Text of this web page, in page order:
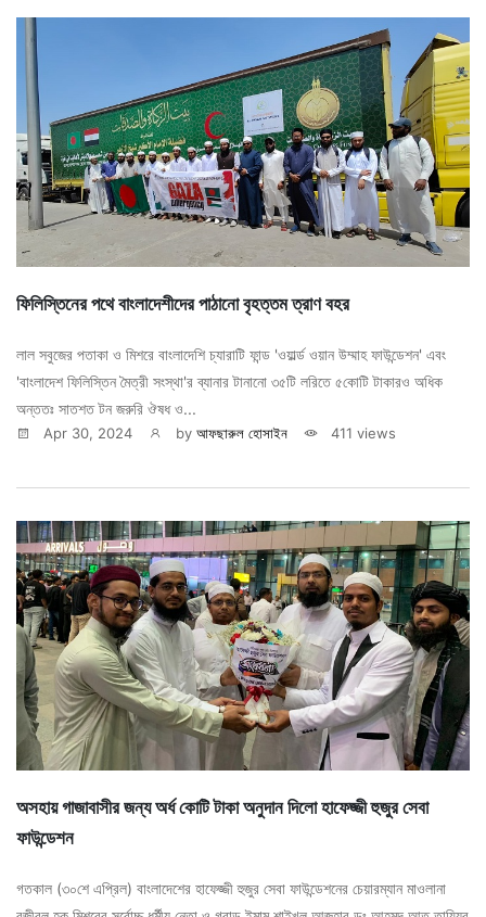
ফিলিস্তিনের পথে বাংলাদেশীদের পাঠানো বৃহত্তম ত্রাণ বহর
লাল সবুজের পতাকা ও মিশরে বাংলাদেশি চ্যারাটি ফান্ড 'ওয়ার্ল্ড ওয়ান উম্মাহ ফাউন্ডেশন' এবং
'বাংলাদেশ ফিলিস্তিন মৈত্রী সংস্থা'র ব্যানার‌ টানানো ৩৫টি লরিতে ৫কোটি টাকার‌ও অধিক
অন্ততঃ সাতশত টন জরুরি ঔষধ ও...
Apr 30, 2024 by আফছারুল হোসাইন 411 views
অসহায় গাজাবাসীর জন্য অর্ধ কোটি টাকা অনুদান দিলো হাফেজ্জী হুজুর সেবা
ফাউন্ডেশন
গতকাল (৩০শে এপ্রিল) বাংলাদেশের হাফেজ্জী হুজুর সেবা ফাউন্ডেশনের চেয়ারম্যান মাওলানা